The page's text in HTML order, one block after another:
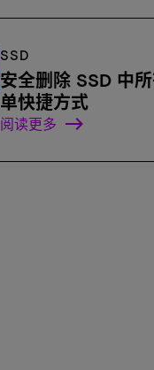
SSD
安全删除 SSD 中
单快捷方式
阅读更多